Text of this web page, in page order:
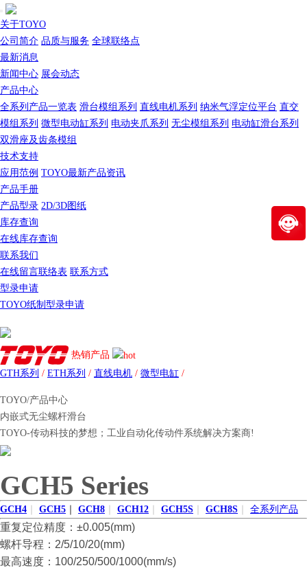
关于TOYO
公司简介 品质与服务 全球联络点
最新消息
新闻中心 展会动态
产品中心
全系列产品一览表 滑台模组系列 直线电机系列 纳米气浮定位平台 直交
模组系列 微型电动缸系列 电动夹爪系列 无尘模组系列 电动缸滑台系列
双滑座及齿条模组
技术支持
应用范例 TOYO最新产品资讯
产品手册
产品型录 2D/3D图纸
库存查询
在线库存查询
联系我们
在线留言联络表 联系方式
型录申请
TOYO纸制型录申请
热销产品
GTH系列 / ETH系列 / 直线电机 / 微型电缸 /
TOYO/产品中心
内嵌式无尘螺杆滑台
TOYO-传动科技的梦想；工业自动化传动件系统解决方案商!
GCH5 Series
GCH4 GCH5 GCH8 GCH12 GCH5S GCH8S 全系列产品
重复定位精度：±0.005(mm)
螺杆导程：2/5/10/20(mm)
最高速度：100/250/500/1000(mm/s)